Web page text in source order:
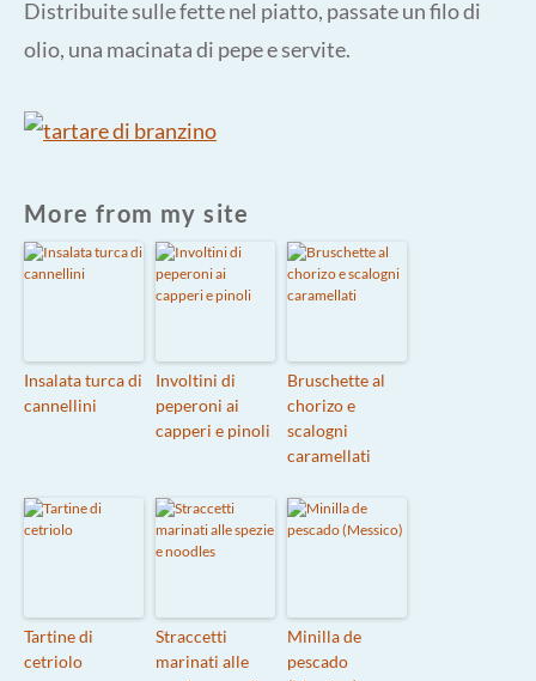
Distribuite sulle fette nel piatto, passate un filo di
olio, una macinata di pepe e servite.
More from my site
Insalata turca di
cannellini
Involtini di
peperoni ai
capperi e pinoli
Bruschette al
chorizo e
scalogni
caramellati
Tartine di
cetriolo
Straccetti
marinati alle
Minilla de
pescado